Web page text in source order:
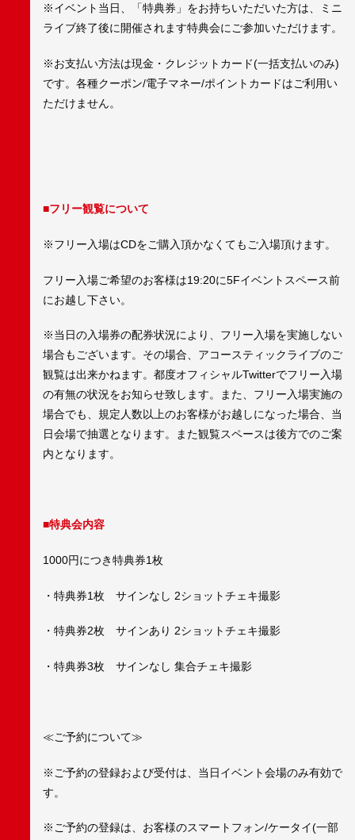
※イベント当日、「特典券」をお持ちいただいた方は、ミニ
ライブ終了後に開催されます特典会にご参加いただけます。
※お支払い方法は現金・クレジットカード(一括支払いのみ)
です。各種クーポン/電子マネー/ポイントカードはご利用い
ただけません。
■フリー観覧について
※フリー入場はCDをご購入頂かなくてもご入場頂けます。
フリー入場ご希望のお客様は19:20に5Fイベントスペース前
にお越し下さい。
※当日の入場券の配券状況により、フリー入場を実施しない
場合もございます。その場合、アコースティックライブのご
観覧は出来かねます。都度オフィシャルTwitterでフリー入場
の有無の状況をお知らせ致します。また、フリー入場実施の
場合でも、規定人数以上のお客様がお越しになった場合、当
日会場で抽選となります。また観覧スペースは後方でのご案
内となります。
■特典会内容
1000円につき特典券1枚
・特典券1枚 サインなし 2ショットチェキ撮影
・特典券2枚 サインあり 2ショットチェキ撮影
・特典券3枚 サインなし 集合チェキ撮影
≪ご予約について≫
※ご予約の登録および受付は、当日イベント会場のみ有効で
す。
※ご予約の登録は、お客様のスマートフォン/ケータイ(一部